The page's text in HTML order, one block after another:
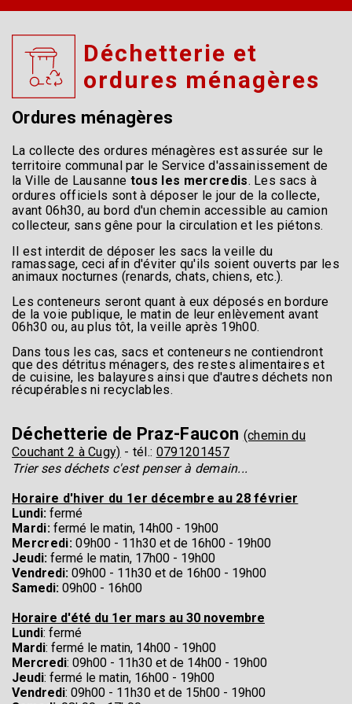
Déchetterie et
ordures ménagères
Ordures ménagères
La collecte des ordures ménagères est assurée sur le
territoire communal par le Service d'assainissement de
la Ville de Lausanne tous les mercredis. Les sacs à
ordures officiels sont à déposer le jour de la collecte,
avant 06h30, au bord d'un chemin accessible au camion
collecteur, sans gêne pour la circulation et les piétons.
Il est interdit de déposer les sacs la veille du
ramassage, ceci afin d'éviter qu'ils soient ouverts par les
animaux nocturnes (renards, chats, chiens, etc.).
Les conteneurs seront quant à eux déposés en bordure
de la voie publique, le matin de leur enlèvement avant
06h30 ou, au plus tôt, la veille après 19h00.
Dans tous les cas, sacs et conteneurs ne contiendront
que des détritus ménagers, des restes alimentaires et
de cuisine, les balayures ainsi que d'autres déchets non
récupérables ni recyclables.
Déchetterie de Praz-Faucon (chemin du
Couchant 2 à Cugy) - tél.: 0791201457
Trier ses déchets c'est penser à demain...
Horaire d'hiver du 1er décembre au 28 février
Lundi: fermé
Mardi: fermé le matin, 14h00 - 19h00
Mercredi:09h00 - 11h30 et de 16h00 - 19h00
Jeudi: fermé le matin, 17h00 - 19h00
Vendredi: 09h00 - 11h30 et de 16h00 - 19h00
Samedi: 09h00 - 16h00
Horaire d'été du 1er mars au 30 novembre
Lundi: fermé
Mardi: fermé le matin, 14h00 - 19h00
Mercredi: 09h00 - 11h30 et de 14h00 - 19h00
Jeudi: fermé le matin, 16h00 - 19h00
Vendredi: 09h00 - 11h30 et de 15h00 - 19h00